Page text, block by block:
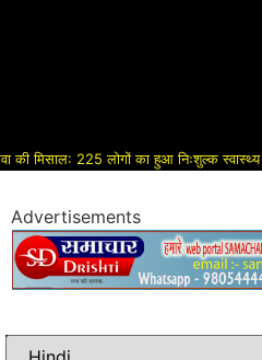
225 लोगों का हुआ निःशुल्क स्वास्थ्य परीक्षण
Advertisements